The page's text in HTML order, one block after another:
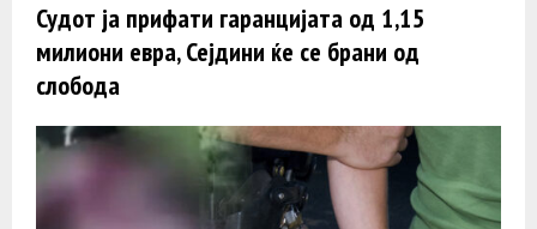
Судот ја прифати гаранцијата од 1,15
милиони евра, Сејдини ќе се брани од
слобода